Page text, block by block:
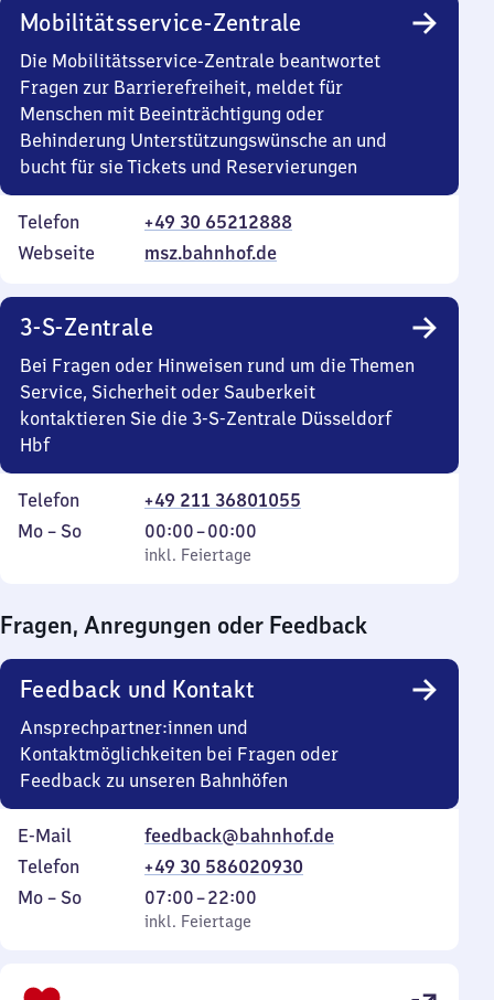
Mobilitätsservice-Zentrale
Die Mobilitätsservice-Zentrale beantwortet
Fragen zur Barrierefreiheit, meldet für
Menschen mit Beeinträchtigung oder
Behinderung Unterstützungswünsche an und
bucht für sie Tickets und Reservierungen
Telefon
+49 30 65212888
Webseite
msz.bahnhof.de
3-S-Zentrale
Bei Fragen oder Hinweisen rund um die Themen
Service, Sicherheit oder Sauberkeit
kontaktieren Sie die 3-S-Zentrale Düsseldorf
Hbf
Telefon
+49 211 36801055
Montag
Mo – So,
inkl. Feiertage
00:00–00:00
Von
0
0
Uhr
inkl. Feiertage
Fragen, Anregungen oder Feedback
Feedback und Kontakt
Ansprechpartner:innen und
Kontaktmöglichkeiten bei Fragen oder
Feedback zu unseren Bahnhöfen
E-Mail
feedback@bahnhof.de
Telefon
+49 30 586020930
Montag
Mo – So,
inkl. Feiertage
07:00–22:00
Von
7
inkl. Feiertage